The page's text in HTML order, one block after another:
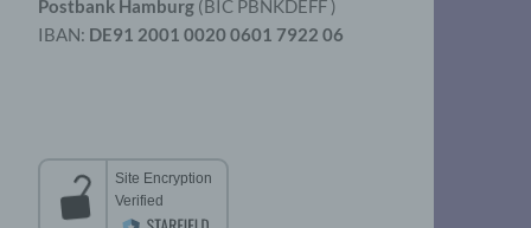
Postbank Hamburg (BIC PBNKDEFF )
IBAN: DE91 2001 0020 0601 7922 06